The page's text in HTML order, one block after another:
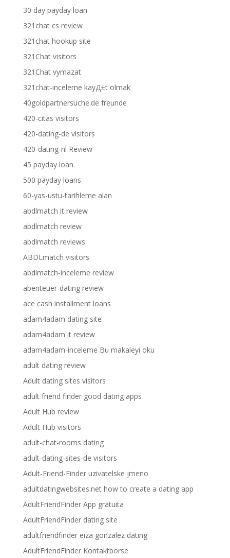
30 day payday loan
321chat cs review
321chat hookup site
321Chat visitors
321Chat vymazat
321chat-inceleme kayД±t olmak
40goldpartnersuche.de freunde
420-citas visitors
420-dating-de visitors
420-dating-nl Review
45 payday loan
500 payday loans
60-yas-ustu-tarihleme alan
abdlmatch it review
abdlmatch review
abdlmatch reviews
ABDLmatch visitors
abdlmatch-inceleme review
abenteuer-dating review
ace cash installment loans
adam4adam dating site
adam4adam it review
adam4adam-inceleme Bu makaleyi oku
adult dating review
Adult dating sites visitors
adult friend finder good dating apps
Adult Hub review
Adult Hub visitors
adult-chat-rooms dating
adult-dating-sites-de visitors
Adult-Friend-Finder uzivatelske jmeno
adultdatingwebsites.net how to create a dating app
AdultFriendFinder App gratuita
AdultFriendFinder dating site
adultfriendfinder eiza gonzalez dating
AdultFriendFinder Kontaktborse